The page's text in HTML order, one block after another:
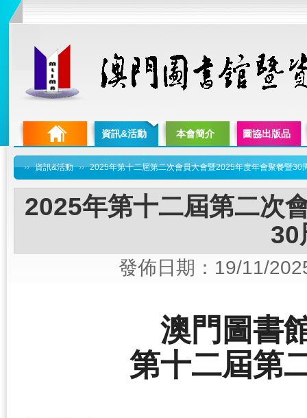
資訊&活動 本會簡介 圖協出版品
›› 資訊&活動 ›› 2025年第十二屆第二次會員大會暨2025年度年會聚餐暨30
2025年第十二屆第二次
30
發佈日期：19/11/
澳門圖書
第十二屆第